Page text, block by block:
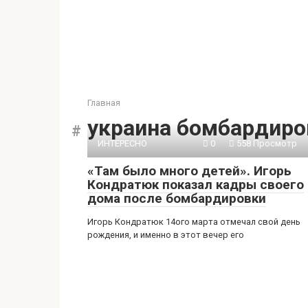
Главная
украина
ИНТЕРЕСНО 0 558 Просмотр
«Там было много детей». Игорь
Кондратюк показал кадры своего
дома после бомбардировки
Игорь Кондратюк 14ого марта отмечал свой день
рождения, и именно в этот вечер его